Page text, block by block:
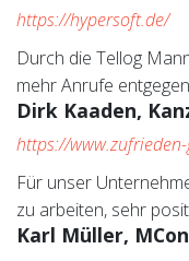
https://hypersoft.de/
Durch die Tellog
mehr Anrufe
Dirk Kaaden,
https://
Für unser
zu arbeiten, sehr
Karl Müller,